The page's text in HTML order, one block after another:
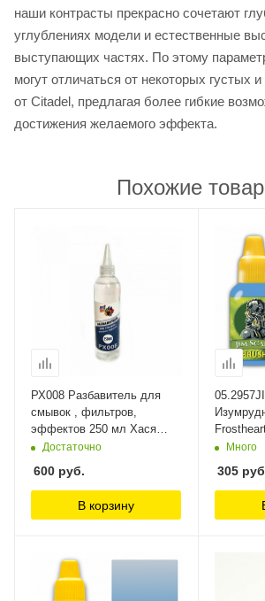
наши контрасты прекрасно сочетают
углублениях модели и естественные
выступающих частях. По этому
могут отличаться от некоторых густых
от Citadel, предлагая более гибкие
достижения желаемого эффекта.
Похожие
РХ008 Разбавитель для
смывок , фильтров,
эффектов 250 мл Хася
Моделист
Достаточно
600 руб.
В корзину
Много
305